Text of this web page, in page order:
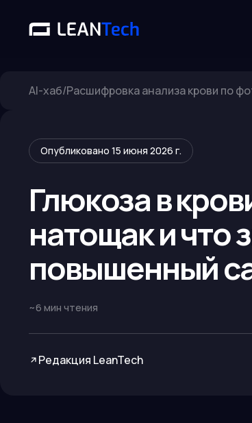
AI-хаб/Расшифровка анализа крови по
Опубликовано 15 июня 2026 г.
Глюкоза в
натощак и что
повышенный
~6 мин чтения
Редакция LeanTech